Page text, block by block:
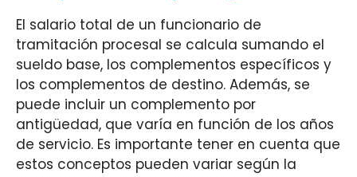
El salario total de un funcionario de
tramitación procesal se calcula sumando el
sueldo base, los complementos específicos y
los complementos de destino. Además, se
puede incluir un complemento por
antigüedad, que varía en función de los años
de servicio. Es importante tener en cuenta que
estos conceptos pueden variar según la